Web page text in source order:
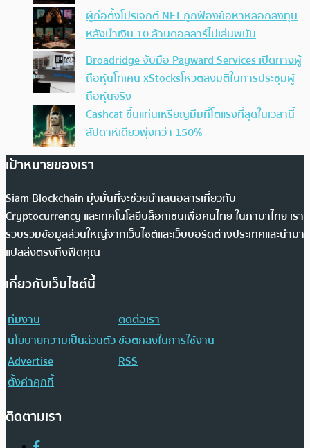
ผู้ก่อตั้งโปรเจกต์ NFT ถูกฟ้องข้อหาหลอกลงทุน
หลังนำเงิน 10 ล้านดอลลาร์ไปเล่นพนัน
Broadridge จับมือ Payward Services เปิดทางผู้
ถือหุ้นโทเคน xStocksโหวตลงมติในการประชุมผู้
ถือหุ้นจริง
Cashcat ขึ้นแท่นเหรียญมีมที่โตแรงที่สุดในเวลานี้
สัปดาห์เดียวพุ่งกว่า 150%
เป้าหมายของเรา
Siam Blockchain มุ่งมั่นที่จะช่วยนำเสนอสารเกี่ยวกับ
Cryptocurrency และเทคโนโลยีบล็อกเชนเพื่อคนไทย ในภาษาไทย เรา
รวบรวมข้อมูลส่วนใหญ่จากเว็บไซต์และเว็บบอร์ดต่างประเทศและนำมา
แปลส่งตรงถึงฟีดคุณ
เกี่ยวกับเว็บไซต์นี้
ทีมงาน
ติดต่อเรา
นโยบายความเป็นส่วนตัวข้อตกลงในการใช้งาน
Advertise
RSS
ตั้งค่าคุกกี้
ติดตามเรา